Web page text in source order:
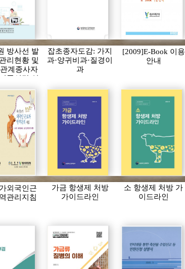
방사선 발
리현황 및
계종사자
폭선량 연
잡초종자도감: 가지
과·양귀비과·질경이
과
[2009]E-Book 이용
안내
외국인근
관리지침
가금 항생제 처방
가이드라인
소 항생제 처방 가
이드라인